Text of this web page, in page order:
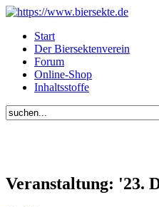
Start
Der Biersektenverein
Forum
Online-Shop
Inhaltsstoffe
Veranstaltung: '23.